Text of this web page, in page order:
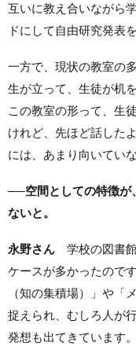
互いに教え合いながら
ドにして自由研究発表
一方で、現状の教室の
生が立って、生徒が机
この教室の形って、生
けれど、先ほど話した
には、あまり向いてい
──空間としての特徴
ないと。
永野さん 学校の図書
ケースが多かったので
（知の集積場）」や「
捉えられ、むしろ人が
発想も出てきています